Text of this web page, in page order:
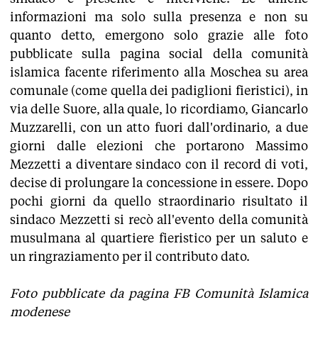
informazioni ma solo sulla presenza e non su
quanto detto, emergono solo grazie alle foto
pubblicate sulla pagina social della comunità
islamica facente riferimento alla Moschea su area
comunale (come quella dei padiglioni fieristici), in
via delle Suore, alla quale, lo ricordiamo, Giancarlo
Muzzarelli, con un atto fuori dall'ordinario, a due
giorni dalle elezioni che portarono Massimo
Mezzetti a diventare sindaco con il record di voti,
decise di prolungare la concessione in essere. Dopo
pochi giorni da quello straordinario risultato il
sindaco Mezzetti si recò all'evento della comunità
musulmana al quartiere fieristico per un saluto e
un ringraziamento per il contributo dato.
Foto pubblicate da pagina FB Comunità Islamica
modenese